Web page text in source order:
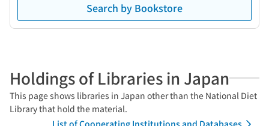
Search by Bookstore
Holdings of Libraries in Japan
This page shows libraries in Japan other than the National Diet
Library that hold the material.
List of Cooperating Institutions and Databases